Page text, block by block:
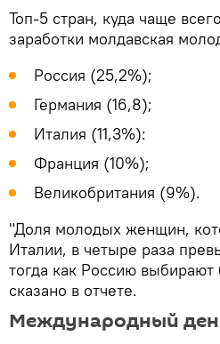
Топ-5 стран, куда чаще
заработки молдавская
Россия (25,2%);
Германия (16,8);
Италия (11,3%):
Франция (10%);
Великобритания (9%).
"Доля молодых женщин,
Италии, в четыре раза
тогда как Россию
сказано в отчете.
Международный